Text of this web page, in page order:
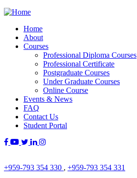
Home
About
Courses
Professional Diploma Courses
Professional Certificate
Postgraduate Courses
Under Graduate Courses
Online Course
Events & News
FAQ
Contact Us
Student Portal
+959-793 354 330 , +959-793 354 331